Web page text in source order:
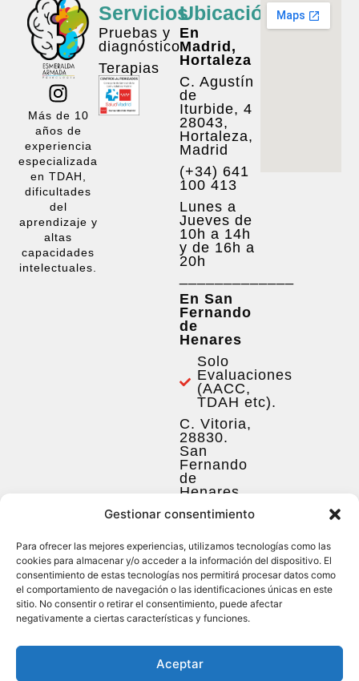
Gestionar consentimiento
Para ofrecer las mejores experiencias, utilizamos tecnologías como las
cookies para almacenar y/o acceder a la información del dispositivo. El
consentimiento de estas tecnologías nos permitirá procesar datos como
el comportamiento de navegación o las identificaciones únicas en este
sitio. No consentir o retirar el consentimiento, puede afectar
negativamente a ciertas características y funciones.
Aceptar
Más de 10
años de
experiencia
especializada
en TDAH,
dificultades
del
aprendizaje y
altas
capacidades
intelectuales.
Servicios
Pruebas y
diagnóstico
Terapias
Ubicación
En
Madrid,
Hortaleza
C. Agustín
de
Iturbide, 4
28043,
Hortaleza,
Madrid
(+34) 641
100 413
Lunes a
Jueves de
10h a 14h
y de 16h a
20h
En San
Fernando
de
Henares
Solo
Evaluaciones
(AACC,
TDAH etc).
C. Vitoria,
28830.
San
Fernando
de
Henares.
(+34) 641
(pregunta
para más
info)
© 2026 Esmeralda Armada. Todos los derechos reservados.